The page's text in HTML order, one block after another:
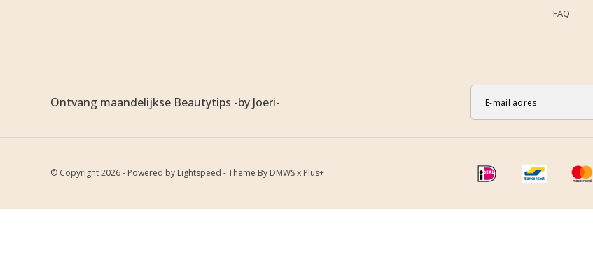
FAQ
Ontvang maandelijkse Beautytips -by Joeri-
© Copyright 2026 - Powered by Lightspeed - Theme By DMWSx Plus+